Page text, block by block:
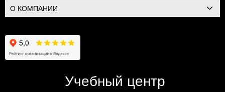
О КОМПАНИИ
Учебный центр